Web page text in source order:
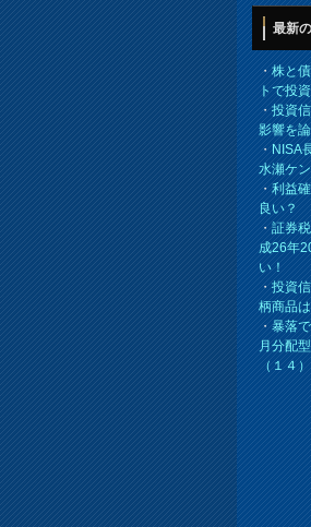
最新
・株と
トで投
・投資
影響を
・NISA
水瀬ケ
・利益
良い？
・証券
成26年
い！
・投資
柄商品
・暴落
月分配
（１４）